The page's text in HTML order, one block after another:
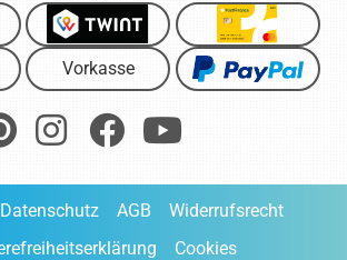
Vorkasse
Datenschutz AGB
Widerrufsrecht
Cookies